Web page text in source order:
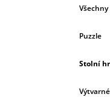
Všechny
Puzzle
Stolní